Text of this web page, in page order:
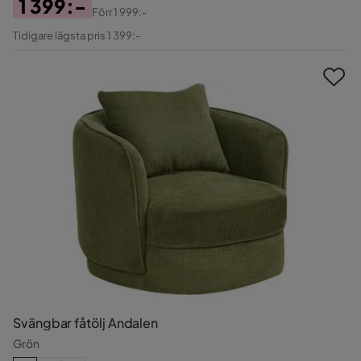
Pris
1 399:-
Original
Förr1 999:-
Tidigare lägsta pris 1 399:-
Svängbar fåtölj Andalen
Grön